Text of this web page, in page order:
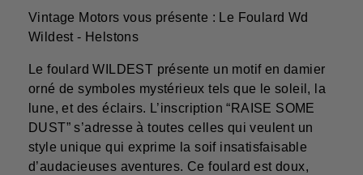
Vintage Motors vous présente : Le Foulard Wd
Wildest - Helstons
Le foulard WILDEST présente un motif en damier
orné de symboles mystérieux tels que le soleil, la
lune, et des éclairs. L’inscription “RAISE SOME
DUST” s’adresse à toutes celles qui veulent un
style unique qui exprime la soif insatisfaisable
d’audacieuses aventures. Ce foulard est doux,